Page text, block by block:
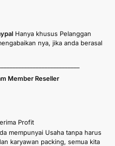
Hanya khusus Pelanggan
nya, jika anda berasal
Member Reseller
Profit
mempunyai Usaha tanpa harus
karyawan packing, semua kita